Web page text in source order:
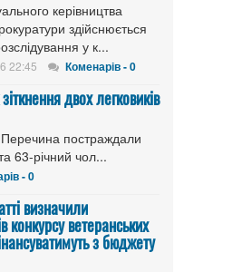
керівництва
здійснюється
у к...
22:45 Коменарів - 0
двох легковиків
постраждали
63-річний чол...
- 0
визначили
конкурсу ветеранських
з бюджету